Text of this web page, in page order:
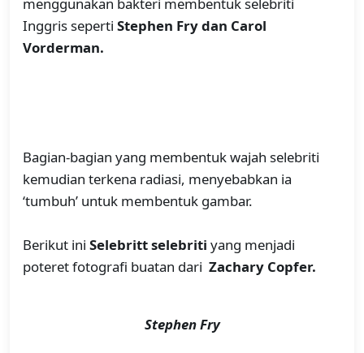
Inggris seperti Stephen Fry dan Carol
Vorderman.
Bagian-bagian yang membentuk wajah selebriti
kemudian terkena radiasi, menyebabkan ia
‘tumbuh’ untuk membentuk gambar.
Berikut ini Selebritt selebriti yang menjadi
poteret fotografi buatan dari Zachary Copfer.
Stephen Fry